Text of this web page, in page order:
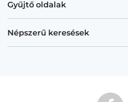
Gyűjtő oldalak
Népszerű keresések